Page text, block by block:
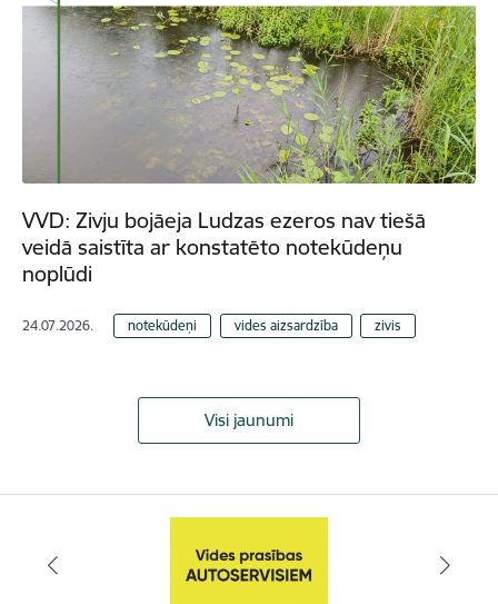
VVD: Zivju bojāeja Ludzas ezeros nav tiešā
veidā saistīta ar konstatēto notekūdeņu
noplūdi
24.07.2026. notekūdeņi vides aizsardzība zivis
Visi jaunumi